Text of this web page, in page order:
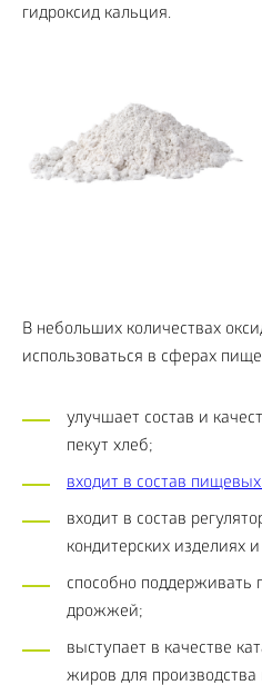
гидроксид кальция.
В небольших количествах
использоваться в сферах
улучшает состав и
пекут хлеб;
входит в состав
входит в состав
кондитерских изделиях
способно поддерживать
дрожжей;
выступает в качестве
жиров для